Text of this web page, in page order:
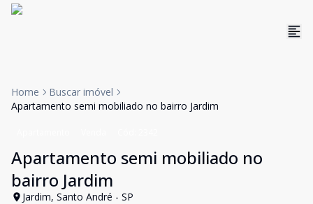
Home
Buscar imóvel
Apartamento semi mobiliado no bairro Jardim
Apartamento semi mobiliado no
bairro Jardim
Jardim, Santo André - SP